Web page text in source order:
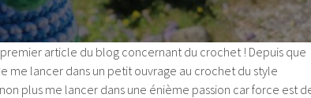
article du blog concernant du crochet ! Depuis que
me lancer dans un petit ouvrage au crochet du style
plus me lancer dans une énième passion car force est